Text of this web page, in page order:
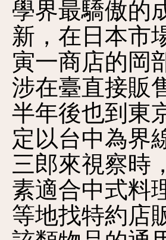
學界最驕傲的
新，在日本市
寅一商店的岡
涉在臺直接販
半年後也到東
定以台中為界
三郎來視察時
素適合中式料
等地找特約店